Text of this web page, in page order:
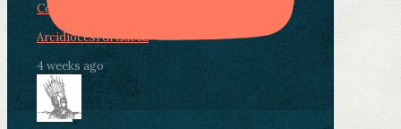
Condividi su LinkedIn
Arcidiocesi di Lucca
4 weeks ago